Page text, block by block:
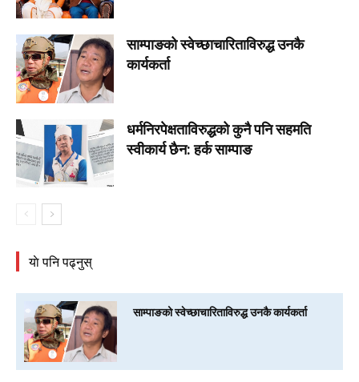
साम्पाङको स्वेच्छाचारिताविरुद्ध उनकै
कार्यकर्ता
धर्मनिरपेक्षताविरुद्धको कुनै पनि सहमति
स्वीकार्य छैन: हर्क साम्पाङ
याे पनि पढ्नुस्
साम्पाङको स्वेच्छाचारिताविरुद्ध उनकै कार्यकर्ता